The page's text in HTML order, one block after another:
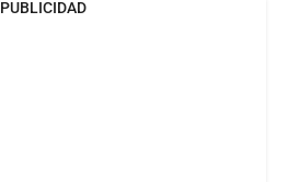
PUBLICIDAD